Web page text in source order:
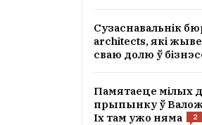
Сузаснавальнік
architects, які
сваю долю ў
Памятаеце мілых
прыпынку ў
Іх там ужо няма
2